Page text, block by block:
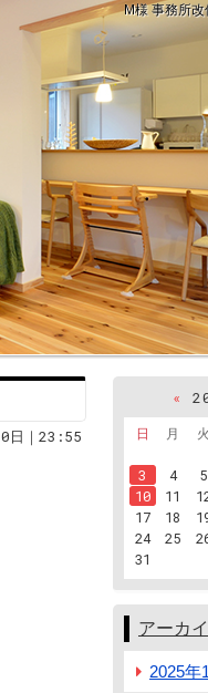
M様 事務所
日｜23:55
«
日
月 火
3
4 5
10
11
17
18
24
25
31
アーカ
2025年